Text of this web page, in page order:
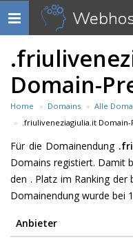
Navigation
anzeigen
Domain-
Home Domains
Alle
.friuliveneziagiulia.it Domain-
Für die Domainendung
Domains registiert. Damit
den . Platz im Ranking der
Domainendung wurde bei
Anbieter